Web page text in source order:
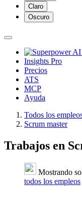
Claro
Oscuro
Insights Pro
Precios
ATS
MCP
Ayuda
Todos los
Scrum master
Trabajos en
Mostrando
todos los empleos